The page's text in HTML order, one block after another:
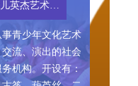
青少年文化艺术
流、演出的社会
机构。开设有：
少儿英杰艺术中心